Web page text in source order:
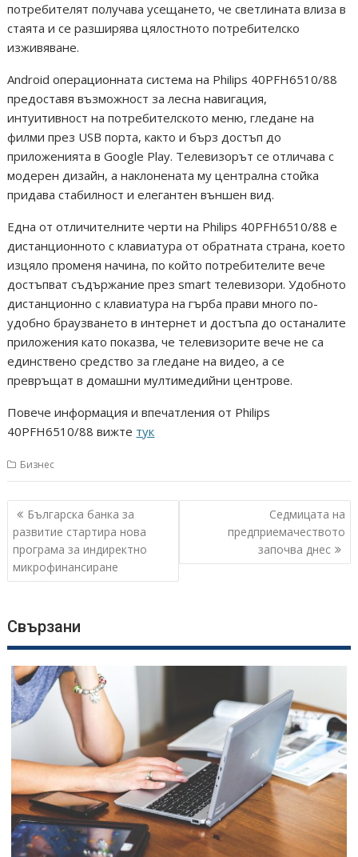
потребителят получава усещането, че светлината влиза в
стаята и се разширява цялостното потребителско
изживяване.
Android операционната система на Philips 40PFH6510/88
предоставя възможност за лесна навигация,
интуитивност на потребителското меню, гледане на
филми през USB порта, както и бърз достъп до
приложенията в Google Play. Телевизорът се отличава с
модерен дизайн, а наклонената му централна стойка
придава стабилност и елегантен външен вид.
Една от отличителните черти на Philips 40PFH6510/88 е
дистанционното с клавиатура от обратната страна, което
изцяло променя начина, по който потребителите вече
достъпват съдържание през smart телевизори. Удобното
дистанционно с клавиатура на гърба прави много по-
удобно браузването в интернет и достъпа до останалите
приложения като показва, че телевизорите вече не са
единствено средство за гледане на видео, а се
превръщат в домашни мултимедийни центрове.
Повече информация и впечатления от Philips
40PFH6510/88 вижте тук
Бизнес
Навигация
Българска банка за
развитие стартира нова
програма за индиректно
микрофинансиране
Седмицата на
предприемачеството
започва днес
Свързани